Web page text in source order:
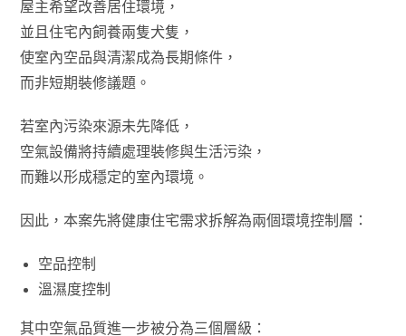
屋主希望改善居住環境，
並且住宅內飼養兩隻犬隻，
使室內空品與清潔成為長期條件，
而非短期裝修議題。
若室內污染來源未先降低，
空氣設備將持續處理裝修與生活污染，
而難以形成穩定的室內環境。
因此，本案先將健康住宅需求拆解為兩個環境控制層：
空品控制
溫濕度控制
其中空氣品質進一步被分為三個層級：